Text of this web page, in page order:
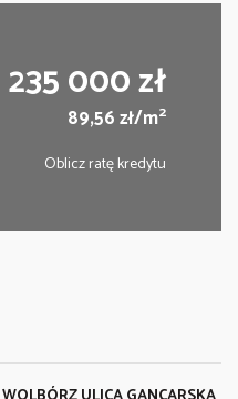
235 000 zł
89,56 zł/m2
Oblicz ratę kredytu